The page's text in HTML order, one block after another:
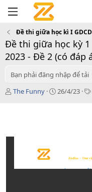
Đề thi giữa học kì I
Đề thi giữa học kỳ 1
2023 - Đề 2 (có đáp
Bạn phải đăng nhập để tải
T
ả
The Funny
C
26/4/23